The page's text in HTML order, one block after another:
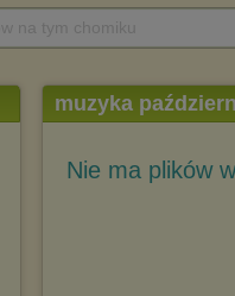
muzyka
Nie ma plików